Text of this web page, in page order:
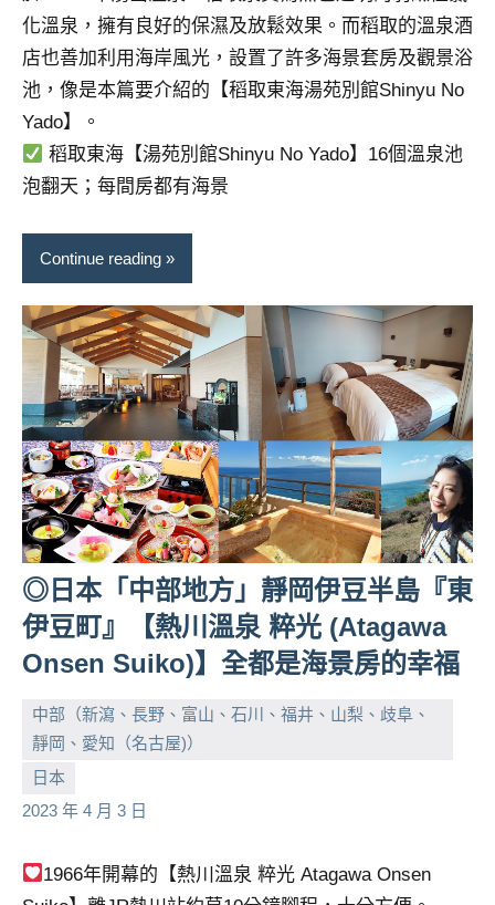
化溫泉，擁有良好的保濕及放鬆效果。而稻取的溫泉酒
店也善加利用海岸風光，設置了許多海景套房及觀景浴
池，像是本篇要介紹的【稻取東海湯苑別館Shinyu No
Yado】。
稻取東海【湯苑別館Shinyu No Yado】16個溫泉池
泡翻天；每間房都有海景
Continue reading
◎日本「中部地方」靜岡伊豆半島『東
伊豆町』【熱川溫泉 粹光 (Atagawa
Onsen Suiko)】全都是海景房的幸福
中部（新瀉、長野、富山、石川、福井、山梨、歧阜、
靜岡、愛知（名古屋)）
日本
2023 年 4 月 3 日
小
芳
No
comments
1966年開幕的【熱川溫泉 粹光 Atagawa Onsen